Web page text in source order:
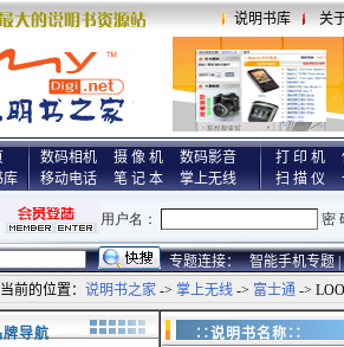
说明书库 关
库
数码相机 摄 像 机
数码影音
移动电话
笔 记 本 掌上无线
打 印 机
扫 描 仪
专题连接： 智能手机专题 |
前的位置： 说明书之家 -> 掌上无线 -> 富士通 ->
牌导航
∷说明书名